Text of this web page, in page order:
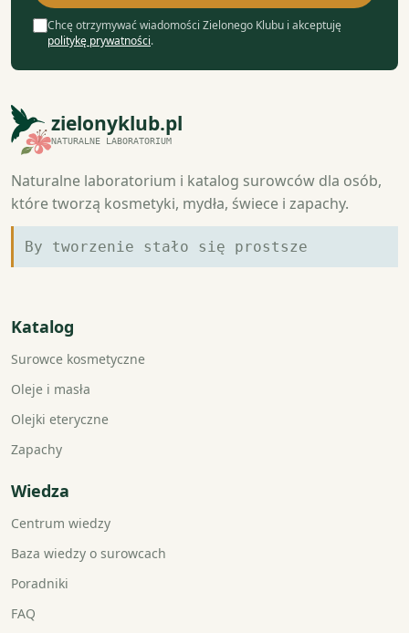
Chcę otrzymywać wiadomości Zielonego Klubu i akceptuję
politykę prywatności.
zielonyklub.pl
NATURALNE LABORATORIUM
Naturalne laboratorium i katalog surowców dla osób,
które tworzą kosmetyki, mydła, świece i zapachy.
By tworzenie stało się prostsze
Katalog
Surowce kosmetyczne
Oleje i masła
Olejki eteryczne
Zapachy
Wiedza
Centrum wiedzy
Baza wiedzy o surowcach
Poradniki
FAQ